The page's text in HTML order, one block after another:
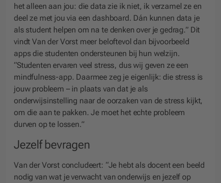
het alleen aan jou: die data zie ik niet, ik verzamel ze en
deel ze met jou via een dashboard. Dán kunnen data je
als student helpen om na te denken over je gedrag.” Dit
vindt Van der Vorst meer beloftevol dan bijvoorbeeld
apps die studenten ondersteunen bij hun welzijn.
“Studenten ervaren veel stress, dus wij geven ze een
mindfulness-app. Daarmee zeg je eigenlijk: die stress is
jouw probleem – in plaats van dat je als
onderwijsinstelling naar de oorzaken van de stress kijkt,
om die aan te pakken. Je moet het echte probleem
durven op te lossen.”
Jezelf bevragen
Van der Vorst concludeert: “Je hebt als docent een beeld
nodig van wat je verwacht van onderwijs en jezelf op